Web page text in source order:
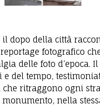
dopo della città
fotografico
delle foto d’epoca.
e del tempo,
ritraggono ogni
nella